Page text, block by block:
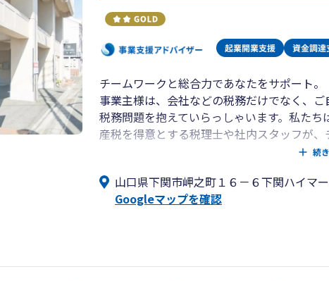
チームワークと総合力であなたをサポート。
事業主様は、会社などの税務だけでなく、
税務問題を抱えていらっしゃいます。私た
産税を得意とする税理士や社内スタッフが
とっての最善の方法を総合的にサポートいた続
山口県下関市岬之町１６－６下関ハイマ
Googleマップを確認